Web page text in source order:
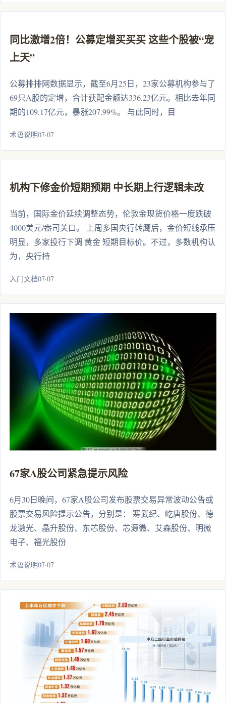
同比激增2倍！公募定增买买买 这些个股被“宠
上天”
公募排排网数据显示，截至6月25日，23家公募机构参与了
69只A股的定增，合计获配金额达336.23亿元。相比去年同
期的109.17亿元，暴涨207.99%。 与此同时，目
术语说明07·07
机构下修金价短期预期 中长期上行逻辑未改
当前，国际金价延续调整态势，伦敦金现货价格一度跌破
4000美元/盎司关口。 上周多国央行转鹰后，金价短线承压
明显，多家投行下调 黄金 短期目标价。不过，多数机构认
为，央行持
入门文档07·07
67家A股公司紧急提示风险
6月30日晚间，67家A股公司发布股票交易异常波动公告或
股票交易风险提示公告，分别是： 寒武纪、屹唐股份、德
龙激光、晶升股份、东芯股份、芯源微、艾森股份、明微
电子、福光股份
术语说明07·07